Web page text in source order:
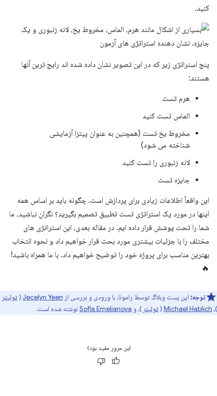
کنید.
پنج استراتژی زیر که در این تصویر نشان داده شده اند رایج ترین آنها
هستند:
هرم تست
الماس تست کنید
مخروط یخ تست (همچنین به عنوان پیتزا آزمایشی
شناخته می شود)
لانه زنبوری را تست کنید
جایزه تست
این واقعاً اطلاعات زیادی برای پردازش است. چگونه باید بر اساس همه
اینها در مورد یک استراتژی تست تطبیق تصمیم بگیرید؟ نگران نباشید، ما
شما را تحت پوشش قرار داده ایم. در مقاله بعدی، این استراتژی های
مختلف را با جزئیات بیشتری مورد بحث قرار خواهیم داد و نحوه انتخاب
بهترین مناسب برای پروژه خود را توضیح خواهیم داد. با ما همراه باشید!
🔥
توجه: این پست وبلاگ توسط رامونا، با ورودی و بررسی از Jecelyn Yeen
(توئیتر
)، Michael Hablich
(توئیتر )، و Sofia Emelianova نوشته شده است.
این مرور مفید بود؟